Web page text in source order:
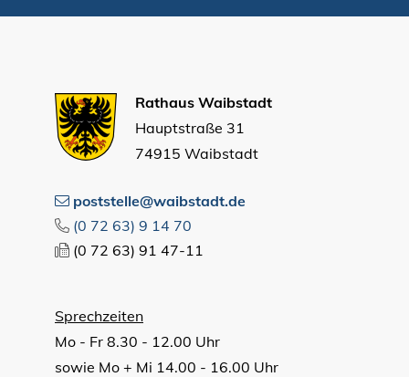
Rathaus Waibstadt
Hauptstraße 31
74915 Waibstadt
poststelle@waibstadt.de
(0 72 63) 9 14 70
(0 72 63) 91 47-11
Sprechzeiten
Mo - Fr 8.30 - 12.00 Uhr
sowie Mo + Mi 14.00 - 16.00 Uhr